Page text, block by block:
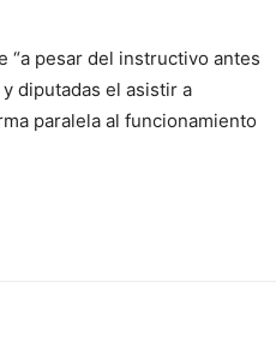
“a pesar del instructivo antes
diputadas el asistir a
paralela al funcionamiento